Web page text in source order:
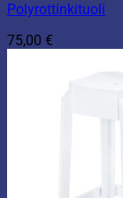
Polyrottinkituoli
75,00 €